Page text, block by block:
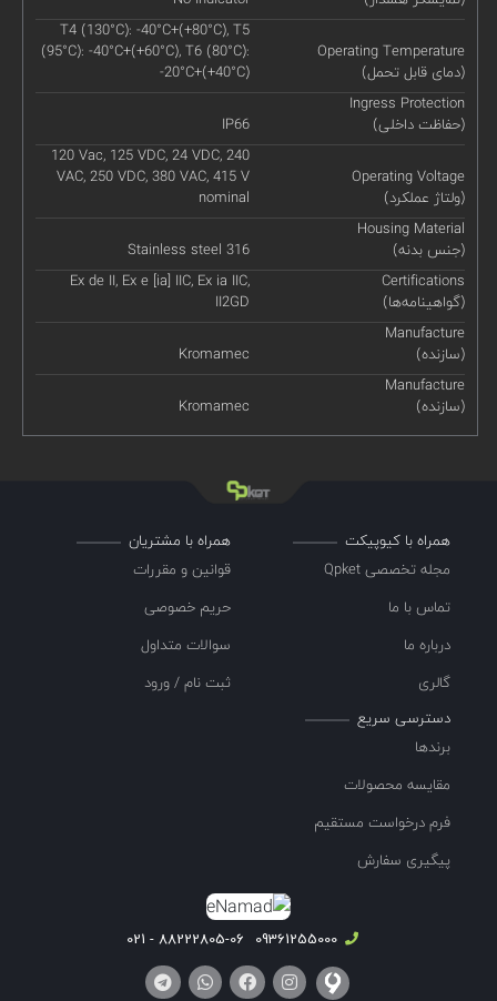
Operating Temperature
(دمای قابل تحمل)
T4 (130°C): -40°C+(+80°C), T5
(95°C): -40°C+(+60°C), T6 (80°C):
-20°C+(+40°C)
Ingress Protection
(حفاظت داخلی)
IP66
Operating Voltage
(ولتاژ عملکرد)
120 Vac, 125 VDC, 24 VDC, 240
VAC, 250 VDC, 380 VAC, 415 V
nominal
Housing Material
(جنس بدنه)
Stainless steel 316
Certifications
(گواهینامه‌ها)
Ex de II, Ex e [ia] IIC, Ex ia IIC,
II2GD
Manufacture
(سازنده)
Kromamec
Manufacture
(سازنده)
Kromamec
همراه با کیوپیکت
مجله تخصصی Qpket
تماس با ما
درباره ما
گالری
همراه با مشتریان
قوانین و مقررات
حریم خصوصی
سوالات متداول
ثبت نام / ورود
دسترسی سریع
برندها
مقایسه محصولات
فرم درخواست مستقیم
پیگیری سفارش
09361255000
88222805-06 - 021